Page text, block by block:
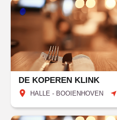
DE KOPEREN KLINK
HALLE - BOOIENHOVEN